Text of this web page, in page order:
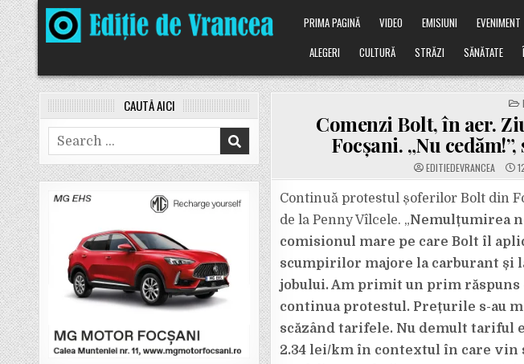
Skip
to
content
PRIMA PAGINĂ VIDEO EMISIUNI EVENIMENT
ALEGERI
CULTURĂ STRĂZI SĂNĂTATE
Comenzi Bolt, în aer.
Focșani. „Nu
EDITIEDEVRANCEA
Continuă protestul șoferilor Bolt din
de la Penny Vîlcele. „Nemulțumirea
comisionul mare pe care Bolt îl
scumpirilor majore la carburant și
jobului. Am primit un prim răspuns
continua protestul. Prețurile s-au
scăzând tarifele. Nu demult tariful
2.34 lei/km în contextul în care vin
CAUTĂ AICI
Search
for: